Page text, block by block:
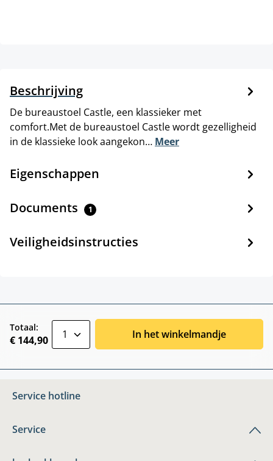
Beschrijving
De bureaustoel Castle, een klassieker met
comfort.Met de bureaustoel Castle wordt gezelligheid
in de klassieke look aangekon… Meer
Eigenschappen
Documents 1
Veiligheidsinstructies
Totaal:
€ 144,90 In het winkelmandje
Service hotline
Service